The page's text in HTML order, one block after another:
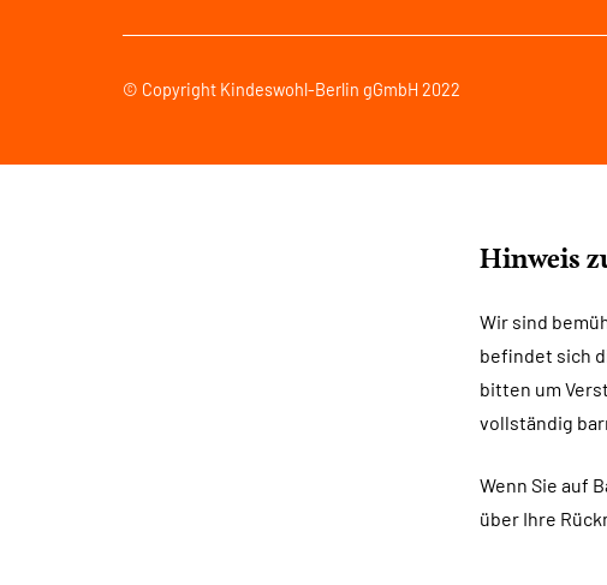
© Copyright Kindeswohl-Berlin gGmbH 2022
Hinweis
Wir sind
befindet sich
bitten um
vollständig
Wenn Sie auf
über Ihre